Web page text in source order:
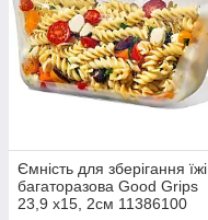
Ємність для зберігання їжі
багаторазова Good Grips
23,9 х15, 2см 11386100